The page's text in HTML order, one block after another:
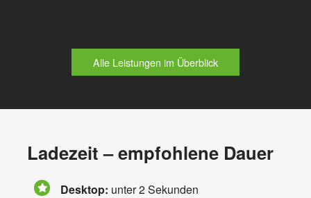
Alle Leistungen im Überblick
Ladezeit – empfohlene Dauer
Desktop: unter 2 Sekunden